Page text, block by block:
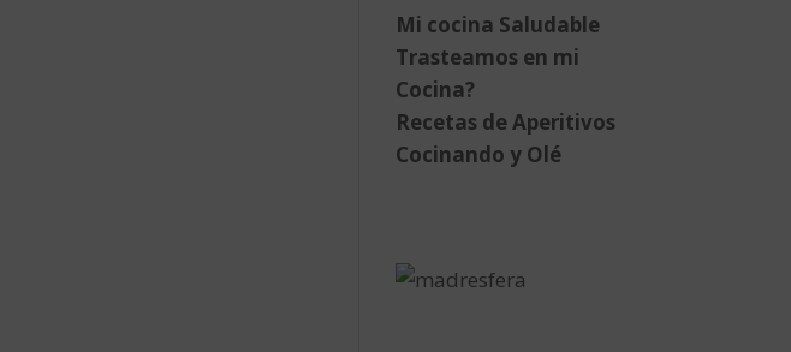
Mi cocina Saludable
Trasteamos en mi
Cocina?
Recetas de Aperitivos
Cocinando y Olé